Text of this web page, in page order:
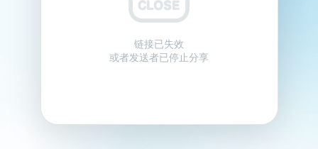
链接已失效
或者发送者已停止分享